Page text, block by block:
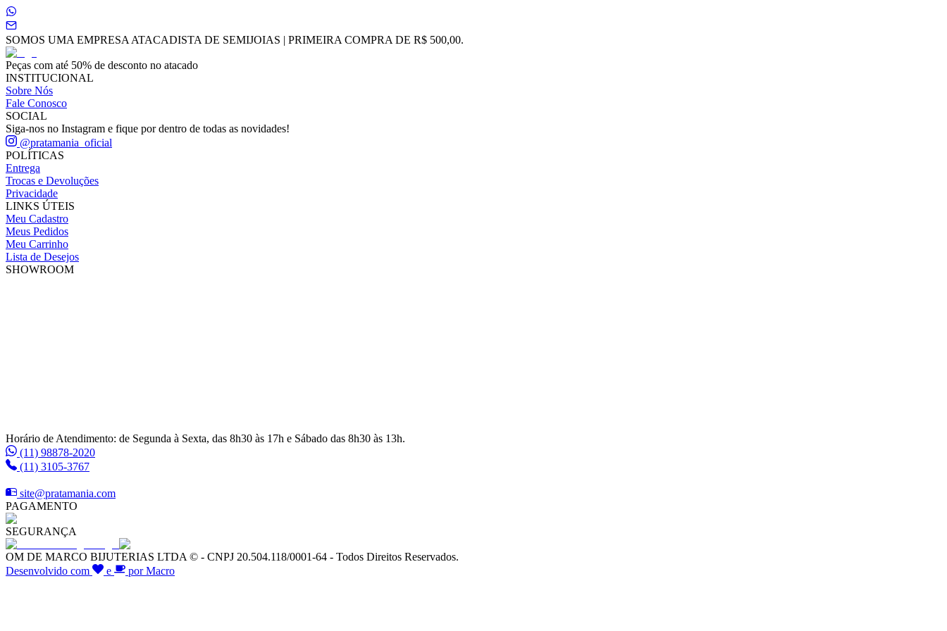
SOMOS UMA EMPRESA ATACADISTA DE SEMIJOIAS | PRIMEIRA COMPRA DE R$ 500,00.
Peças com até 50% de desconto no atacado
INSTITUCIONAL
Sobre Nós
Fale Conosco
SOCIAL
Siga-nos no Instagram e fique por dentro de todas as novidades!
@pratamania_oficial
POLÍTICAS
Entrega
Trocas e Devoluções
Privacidade
LINKS ÚTEIS
Meu Cadastro
Meus Pedidos
Meu Carrinho
Lista de Desejos
SHOWROOM
Horário de Atendimento: de Segunda à Sexta, das 8h30 às 17h e Sábado das 8h30 às 13h.
(11) 98878-2020
(11) 3105-3767
site@pratamania.com
PAGAMENTO
SEGURANÇA
OM DE MARCO BIJUTERIAS LTDA © - CNPJ 20.504.118/0001-64 - Todos Direitos Reservados.
Desenvolvido com
e por Macro